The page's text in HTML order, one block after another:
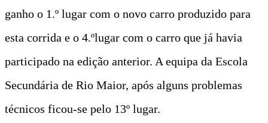
ganho o 1.º lugar com o novo carro produzido para
esta corrida e o 4.ºlugar com o carro que já havia
participado na edição anterior. A equipa da Escola
Secundária de Rio Maior, após alguns problemas
técnicos ficou-se pelo 13º lugar.